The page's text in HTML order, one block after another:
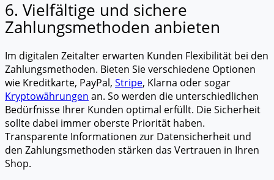
6. Vielfältige und sichere
Zahlungsmethoden anbieten
Im digitalen Zeitalter erwarten Kunden Flexibilität bei den
Zahlungsmethoden. Bieten Sie verschiedene Optionen
wie Kreditkarte, PayPal, Stripe, Klarna oder sogar
Kryptowährungen an. So werden die unterschiedlichen
Bedürfnisse Ihrer Kunden optimal erfüllt. Die Sicherheit
sollte dabei immer oberste Priorität haben.
Transparente Informationen zur Datensicherheit und
den Zahlungsmethoden stärken das Vertrauen in Ihren
Shop.